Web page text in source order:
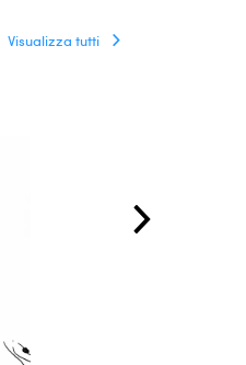
Visualizza tutti